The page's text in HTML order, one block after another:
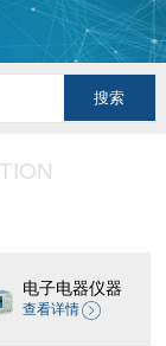
电子电器仪器
查看详情